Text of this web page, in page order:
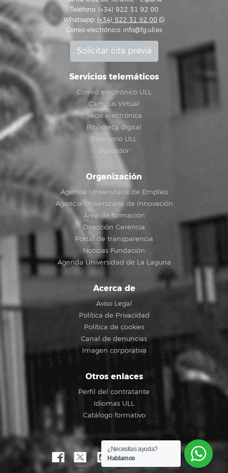
Teléfono: (+34) 922 31 92 00
Whatsapp: (+34) 922 31 92 00
Correo electrónico: info@fg.ull.es
Solicitar cita previa
Servicios telemáticos
Correo electrónico ULL
Campus Virtual
Sede electrónica
Biblioteca digital
Directorio ULL
Buscador
Organización
Agencia Universitaria de Empleo
Agencia Universitaria de Innovación
Área de formación
Dirección Gerencia
Portal de transparencia
Noticias Fundación
Agenda Universidad de La Laguna
Acerca de
Aviso Legal
Política de Privacidad
Política de cookies
Canal de denuncias
Imagen corporativa
Otros enlaces
Perfil del contratante
Idiomas ULL
Catálogo formativo
¿Necesitas ayuda?
Hablamos